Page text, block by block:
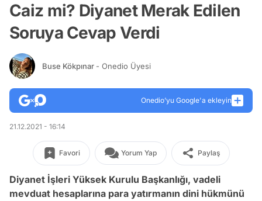
Caiz mi? Diyanet Merak Edilen
Soruya Cevap Verdi
Buse Kökpınar - Onedio Üyesi
Onedio’yu Google'a ekleyin
21.12.2021 - 16:14
Favori Yorum Yap Paylaş
Diyanet İşleri Yüksek Kurulu Başkanlığı, vadeli
mevduat hesaplarına para yatırmanın dini hükmünü